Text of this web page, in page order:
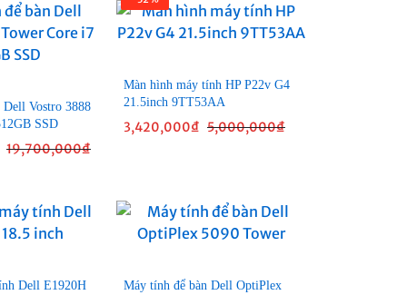
Vostro 3888
SSD
19,700,000₫
Màn hình máy tính HP P22v G4
21.5inch 9TT53AA
3,420,000₫ 5,000,000₫
Dell E1920H
Máy tính để bàn Dell OptiPlex